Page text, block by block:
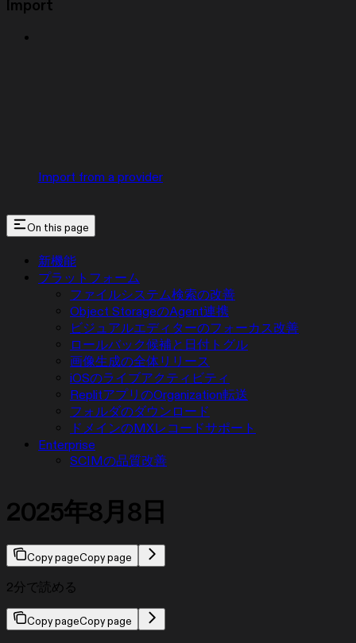
Import
Import from a provider
On this page
新機能
プラットフォーム
ファイルシステム検索の改善
Object StorageのAgent連携
ビジュアルエディターのフォーカス改善
ロールバック候補と日付トグル
画像生成の全体リリース
iOSのライブアクティビティ
ReplitアプリのOrganization転送
フォルダのダウンロード
ドメインのMXレコードサポート
Enterprise
SCIMの品質改善
2025年8月8日
Copy pageCopy page
2分で読める
Copy pageCopy page